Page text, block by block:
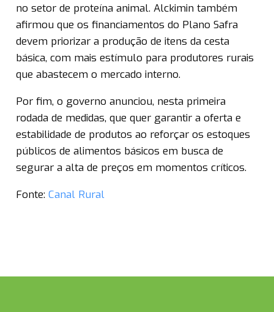
no setor de proteína animal. Alckimin também
afirmou que os financiamentos do Plano Safra
devem priorizar a produção de itens da cesta
básica, com mais estímulo para produtores rurais
que abastecem o mercado interno.
Por fim, o governo anunciou, nesta primeira
rodada de medidas, que quer garantir a oferta e
estabilidade de produtos ao reforçar os estoques
públicos de alimentos básicos em busca de
segurar a alta de preços em momentos críticos.
Fonte: Canal Rural